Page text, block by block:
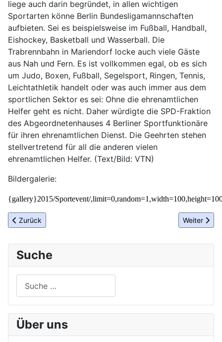
liege auch darin begründet, in allen wichtigen
Sportarten könne Berlin Bundesligamannschaften
aufbieten. Sei es beispielsweise im Fußball, Handball,
Eishockey, Basketball und Wasserball. Die
Trabrennbahn in Mariendorf locke auch viele Gäste
aus Nah und Fern. Es ist vollkommen egal, ob es sich
um Judo, Boxen, Fußball, Segelsport, Ringen, Tennis,
Leichtathletik handelt oder was auch immer aus dem
sportlichen Sektor es sei: Ohne die ehrenamtlichen
Helfer geht es nicht. Daher würdigte die SPD-Fraktion
des Abgeordnetenhauses 4 Berliner Sportfunktionäre
für ihren ehrenamtlichen Dienst. Die Geehrten stehen
stellvertretend für all die anderen vielen
ehrenamtlichen Helfer. (Text/Bild: VTN)
Bildergalerie:
{gallery}2015/Sportevent/
Vorheriger Beitrag: Charité erneut als „Deutschlands beste
Zurück Nächster
Weiter
Suche
Über uns